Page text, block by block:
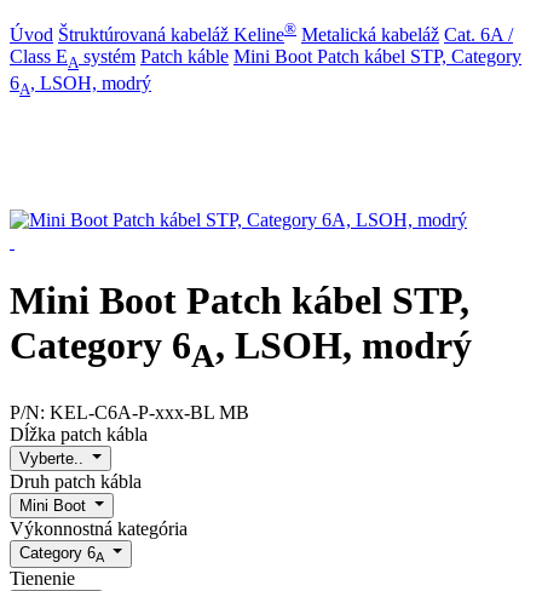
Úvod Štruktúrovaná kabeláž Keline® Metalická kabeláž Cat. 6A /
Class EA systém Patch káble Mini Boot Patch kábel STP, Category
6A, LSOH, modrý
Mini Boot Patch kábel STP,
Category 6A, LSOH, modrý
P/N: KEL-C6A-P-xxx-BL MB
Dĺžka patch kábla
Vyberte..
Druh patch kábla
Mini Boot
Výkonnostná kategória
Category 6A
Tienenie